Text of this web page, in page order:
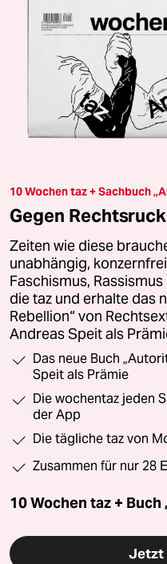
10 Wochen taz + Sachbuch
Gegen
Zeiten wie diese
unabhängig,
Faschismus,
die taz und erhalte das
Rebellion“ von
Andreas Speit als
Das neue Buch
Speit als Prämie
Die wochentaz jeden
der App
Die tägliche taz von
Zusammen für nur 28
10 Wochen taz +
Jetzt